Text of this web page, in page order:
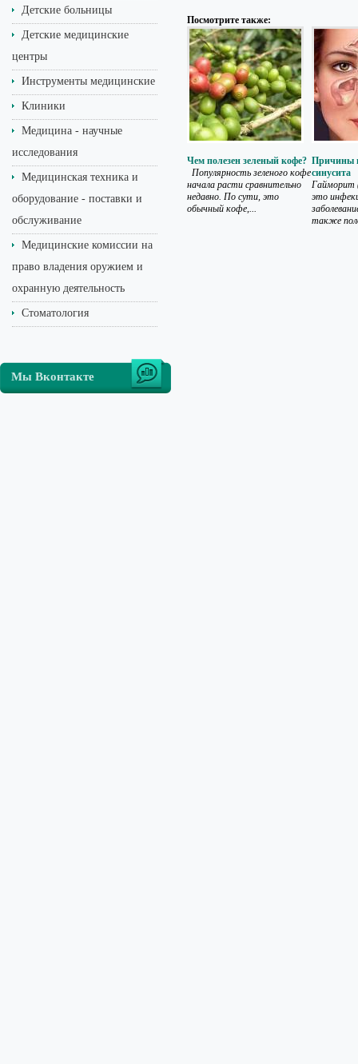
Детские больницы
Детские медицинские
центры
Инструменты медицинские
Клиники
Медицина - научные
исследования
Медицинская техника и
оборудование - поставки и
обслуживание
Медицинские комиссии на
право владения оружием и
охранную деятельность
Стоматология
Мы Вконтакте
Посмотрите также:
Чем полезен зеленый кофе?
Популярность зеленого кофе
начала расти сравнительно
недавно. По сути, это
обычный кофе,...
Причины
синусита
Гайморит
это
также